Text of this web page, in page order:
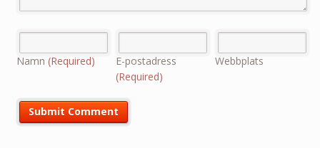
Namn (Required)
E-postadress
(Required)
Webbplats